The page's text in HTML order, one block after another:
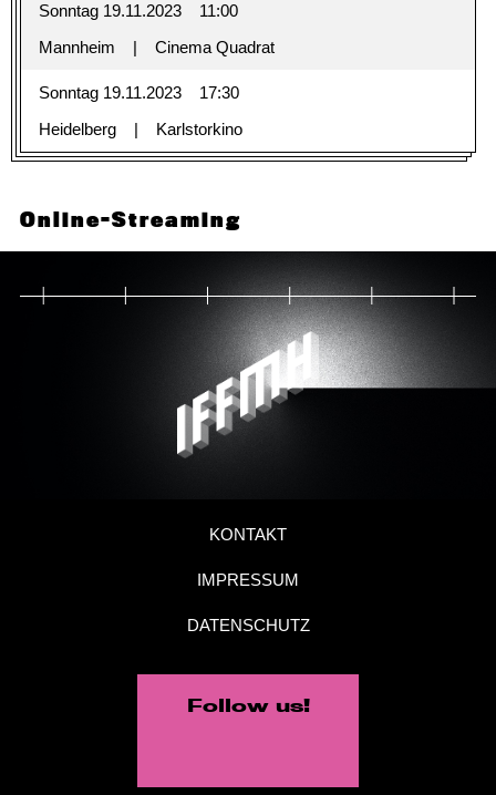
Sonntag 19.11.2023
11:00
Mannheim
Cinema Quadrat
Sonntag 19.11.2023
17:30
Heidelberg
Karlstorkino
Online-Streaming
KONTAKT
IMPRESSUM
DATENSCHUTZ
Follow us!